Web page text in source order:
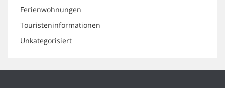
Ferienwohnungen
Touristeninformationen
Unkategorisiert